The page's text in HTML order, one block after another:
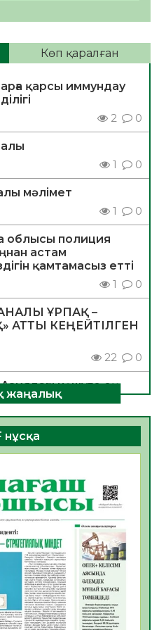
Көп қаралған
қарсы иммундау
2 0
1 0
мәлімет
1 0
облысы полиция
астам
қамтамасыз етті
1 0
ҰРПАҚ –
КЕҢЕЙТІЛГЕН
22 0
көшуге ең
26 0
сақтау – әр
әкімінің
22
дамыту аясында
жобасы
21
жаңалық
нұсқа